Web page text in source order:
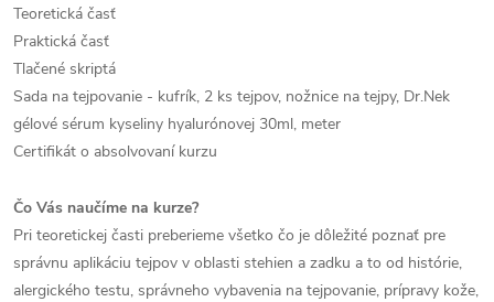
Teoretická časť
Praktická časť
Tlačené skriptá
Sada na tejpovanie - kufrík, 2 ks tejpov, nožnice na tejpy, Dr.Nek
gélové sérum kyseliny hyalurónovej 30ml, meter
Certifikát o absolvovaní kurzu
Čo Vás naučíme na kurze?
Pri teoretickej časti preberieme všetko čo je dôležité poznať pre
správnu aplikáciu tejpov v oblasti stehien a zadku a to od histórie,
alergického testu, správneho vybavenia na tejpovanie, prípravy kože,